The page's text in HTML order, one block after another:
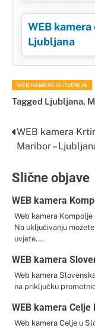
WEB
Ljubljana
WEB KAMERE SLOVENIJA
Tagged Ljubljana,
Navigacija
WEB kamera
Maribor –
Slične objave
WEB kamera
Web kamera
Na uključivanju
uvjete.…
WEB kamera
Web kamera
na priključku
WEB kamera
Web kamera Celje u